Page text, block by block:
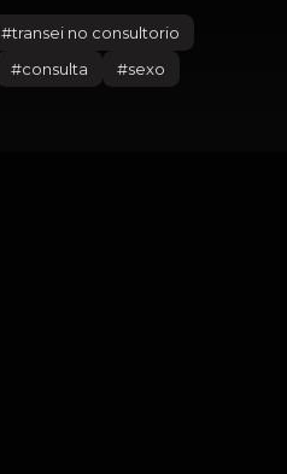
#transei no consultorio
#consulta #sexo